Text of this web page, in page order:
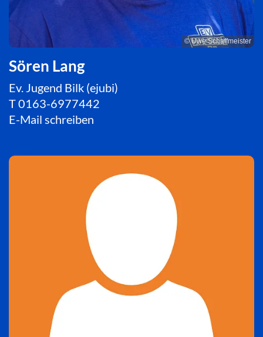
© Uwe Schaffmeister
Sören Lang
Ev. Jugend Bilk (ejubi)
T0163-6977442
E-Mail schreiben